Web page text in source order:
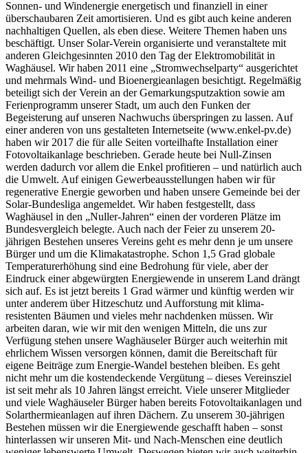
Sonnen- und Windenergie energetisch und finanziell in einer
überschaubaren Zeit amortisieren. Und es gibt auch keine anderen
nachhaltigen Quellen, als eben diese. Weitere Themen haben uns
beschäftigt. Unser Solar-Verein organisierte und veranstaltete mit
anderen Gleichgesinnten 2010 den Tag der Elektromobilität in
Waghäusel. Wir haben 2011 eine „Stromwechselparty“ ausgerichtet
und mehrmals Wind- und Bioenergieanlagen besichtigt. Regelmäßig
beteiligt sich der Verein an der Gemarkungsputzaktion sowie am
Ferienprogramm unserer Stadt, um auch den Funken der
Begeisterung auf unseren Nachwuchs überspringen zu lassen. Auf
einer anderen von uns gestalteten Internetseite (www.enkel-pv.de)
haben wir 2017 die für alle Seiten vorteilhafte Installation einer
Fotovoltaikanlage beschrieben. Gerade heute bei Null-Zinsen
werden dadurch vor allem die Enkel profitieren – und natürlich auch
die Umwelt. Auf einigen Gewerbeausstellungen haben wir für
regenerative Energie geworben und haben unsere Gemeinde bei der
Solar-Bundesliga angemeldet. Wir haben festgestellt, dass
Waghäusel in den „Nuller-Jahren“ einen der vorderen Plätze im
Bundesvergleich belegte. Auch nach der Feier zu unserem 20-
jährigen Bestehen unseres Vereins geht es mehr denn je um unsere
Bürger und um die Klimakatastrophe. Schon 1,5 Grad globale
Temperaturerhöhung sind eine Bedrohung für viele, aber der
Eindruck einer abgewürgten Energiewende in unserem Land drängt
sich auf. Es ist jetzt bereits 1 Grad wärmer und künftig werden wir
unter anderem über Hitzeschutz und Aufforstung mit klima-
resistenten Bäumen und vieles mehr nachdenken müssen. Wir
arbeiten daran, wie wir mit den wenigen Mitteln, die uns zur
Verfügung stehen unsere Waghäuseler Bürger auch weiterhin mit
ehrlichem Wissen versorgen können, damit die Bereitschaft für
eigene Beiträge zum Energie-Wandel bestehen bleiben. Es geht
nicht mehr um die kostendeckende Vergütung – dieses Vereinsziel
ist seit mehr als 10 Jahren längst erreicht. Viele unserer Mitglieder
und viele Waghäuseler Bürger haben bereits Fotovoltaikanlagen und
Solarthermieanlagen auf ihren Dächern. Zu unserem 30-jährigen
Bestehen müssen wir die Energiewende geschafft haben – sonst
hinterlassen wir unseren Mit- und Nach-Menschen eine deutlich